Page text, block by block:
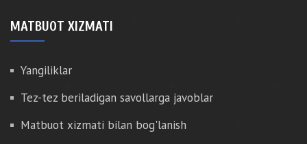
MATBUOT XIZMATI
Yangiliklar
Tez-tez beriladigan savollarga javoblar
Matbuot xizmati bilan bog'lanish